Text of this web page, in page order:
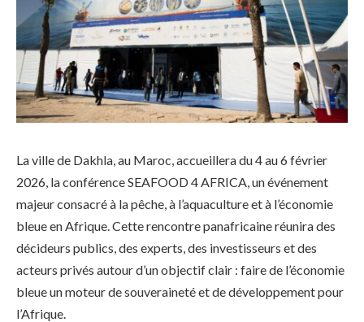
La ville de Dakhla, au Maroc, accueillera du 4 au 6 février
2026, la conférence SEAFOOD 4 AFRICA, un événement
majeur consacré à la pêche, à l’aquaculture et à l’économie
bleue en Afrique. Cette rencontre panafricaine réunira des
décideurs publics, des experts, des investisseurs et des
acteurs privés autour d’un objectif clair : faire de l’économie
bleue un moteur de souveraineté et de développement pour
l’Afrique.